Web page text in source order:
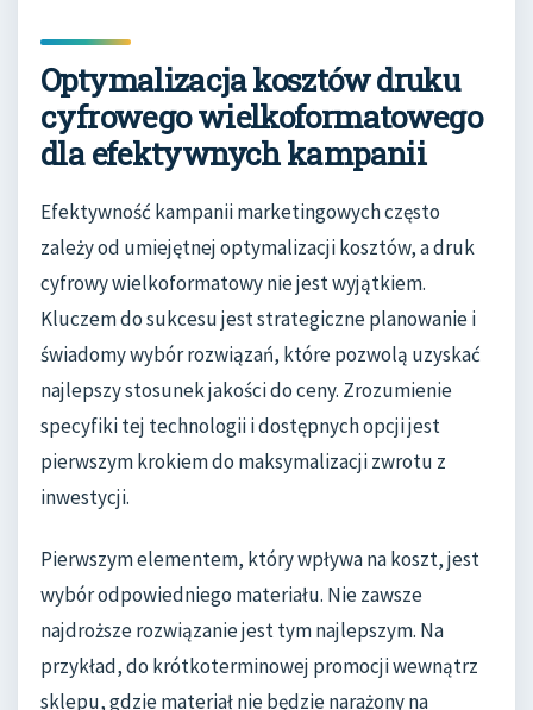
Optymalizacja kosztów druku
cyfrowego wielkoformatowego
dla efektywnych kampanii
Efektywność kampanii marketingowych często
zależy od umiejętnej optymalizacji kosztów, a druk
cyfrowy wielkoformatowy nie jest wyjątkiem.
Kluczem do sukcesu jest strategiczne planowanie i
świadomy wybór rozwiązań, które pozwolą uzyskać
najlepszy stosunek jakości do ceny. Zrozumienie
specyfiki tej technologii i dostępnych opcji jest
pierwszym krokiem do maksymalizacji zwrotu z
inwestycji.
Pierwszym elementem, który wpływa na koszt, jest
wybór odpowiedniego materiału. Nie zawsze
najdroższe rozwiązanie jest tym najlepszym. Na
przykład, do krótkoterminowej promocji wewnątrz
sklepu, gdzie materiał nie będzie narażony na